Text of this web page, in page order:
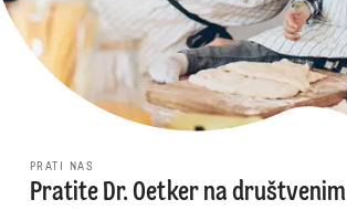
PRATI NAS
Pratite Dr. Oetker na društvenim